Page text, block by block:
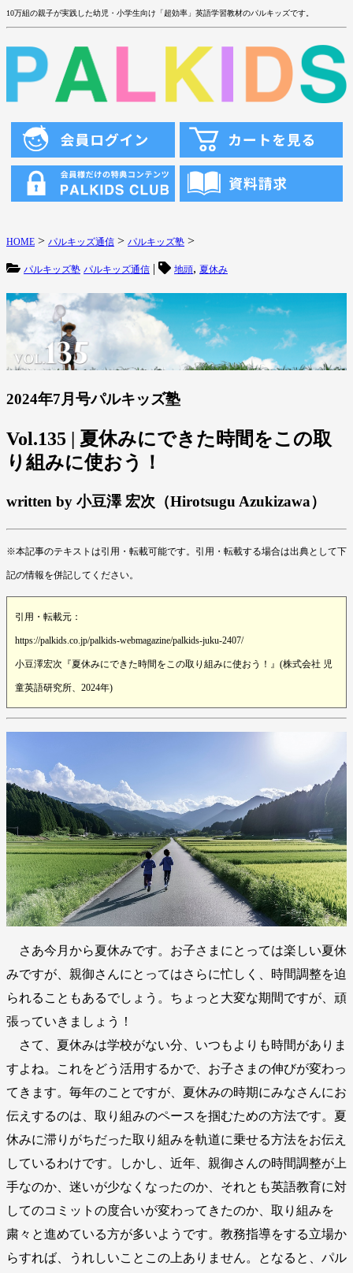
10万組の親子が実践した幼児・小学生向け「超効率」英語学習教材のパルキッズです。
HOME > パルキッズ通信 > パルキッズ塾 >
パルキッズ塾 パルキッズ通信 | 地頭, 夏休み
2024年7月号パルキッズ塾
Vol.135 | 夏休みにできた時間をこの取
り組みに使おう！
written by 小豆澤 宏次（Hirotsugu Azukizawa）
※本記事のテキストは引用・転載可能です。引用・転載する場合は出典として下
記の情報を併記してください。
引用・転載元：
https://palkids.co.jp/palkids-webmagazine/palkids-juku-2407/
小豆澤宏次『夏休みにできた時間をこの取り組みに使おう！』(株式会社 児
童英語研究所、2024年)
さあ今月から夏休みです。お子さまにとっては楽しい夏休
みですが、親御さんにとってはさらに忙しく、時間調整を迫
られることもあるでしょう。ちょっと大変な期間ですが、頑
張っていきましょう！
さて、夏休みは学校がない分、いつもよりも時間がありま
すよね。これをどう活用するかで、お子さまの伸びが変わっ
てきます。毎年のことですが、夏休みの時期にみなさんにお
伝えするのは、取り組みのペースを掴むための方法です。夏
休みに滞りがちだった取り組みを軌道に乗せる方法をお伝え
しているわけです。しかし、近年、親御さんの時間調整が上
手なのか、迷いが少なくなったのか、それとも英語教育に対
してのコミットの度合いが変わってきたのか、取り組みを
粛々と進めている方が多いようです。教務指導をする立場か
らすれば、うれしいことこの上ありません。となると、パル